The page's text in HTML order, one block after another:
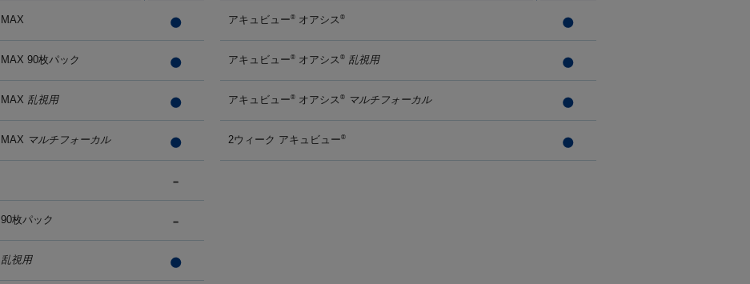
MAX
MAX 90枚パック
MAX 乱視用
MAX マルチフォーカル
90枚パック
乱視用
アキュビュー® オアシス ®
アキュビュー® オアシス ® 乱視用
アキュビュー® オアシス ® マルチフォーカル
2ウィーク アキュビュー®